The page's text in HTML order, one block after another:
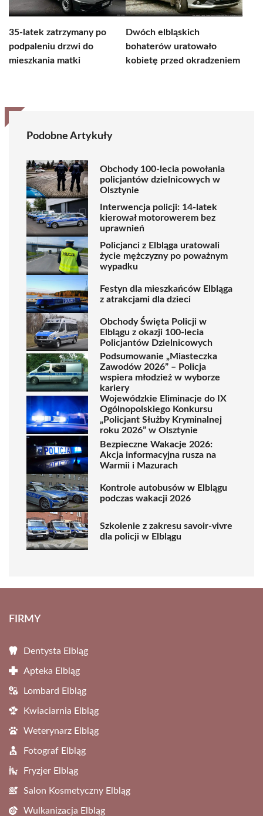
35-latek zatrzymany po
podpaleniu drzwi do
mieszkania matki
Dwóch elbląskich
bohaterów uratowało
kobietę przed okradzeniem
Podobne Artykuły
Obchody 100-lecia powołania
policjantów dzielnicowych w
Olsztynie
Interwencja policji: 14-latek
kierował motorowerem bez
uprawnień
Policjanci z Elbląga uratowali
życie mężczyzny po poważnym
wypadku
Festyn dla mieszkańców Elbląga
z atrakcjami dla dzieci
Obchody Święta Policji w
Elblągu z okazji 100-lecia
Policjantów Dzielnicowych
Podsumowanie „Miasteczka
Zawodów 2026” – Policja
wspiera młodzież w wyborze
kariery
Wojewódzkie Eliminacje do IX
Ogólnopolskiego Konkursu
„Policjant Służby Kryminalnej
roku 2026” w Olsztynie
Bezpieczne Wakacje 2026:
Akcja informacyjna rusza na
Warmii i Mazurach
Kontrole autobusów w Elblągu
podczas wakacji 2026
Szkolenie z zakresu savoir-vivre
dla policji w Elblągu
FIRMY
Dentysta Elbląg
Apteka Elbląg
Lombard Elbląg
Kwiaciarnia Elbląg
Weterynarz Elbląg
Fotograf Elbląg
Fryzjer Elbląg
Salon Kosmetyczny Elbląg
Wulkanizacja Elbląg